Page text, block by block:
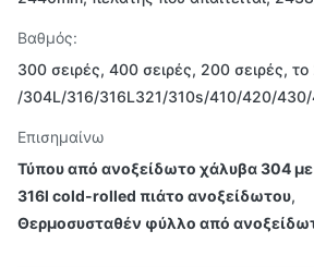
Βαθμός:
300 σειρές, 400 σειρές, 200 σειρές,
/304L/316/316L321/310s/410/420/
Επισημαίνω
Τύπου από ανοξείδωτο χάλυβα 304 με
316l cold-rolled πιάτο ανοξείδωτου,
Θερμοσυσταθέν φύλλο από